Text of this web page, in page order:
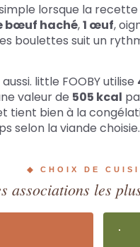
lorsque la
bœuf haché,1 œuf,
boulettes suit un
little FOOBY utilise
valeur de 505 kcal
bien à la
selon la viande choisie.
◆ CHOIX DE
associations les